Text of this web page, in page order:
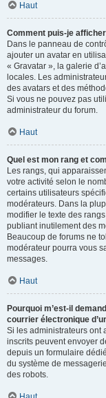
Haut
Comment puis-je
Dans le panneau de
ajouter un avatar en
« Gravatar », la galerie
locales. Les
des avatars et des
Si vous ne pouvez pas
administrateur du forum.
Haut
Quel est mon rang et
Les rangs, qui
votre activité selon le
certains utilisateurs
modérateurs. Dans la
modifier le texte des
publiant inutilement des
Beaucoup de forums ne
modérateur pourra vous
messages.
Haut
Pourquoi m’est-il
courrier électronique
Si les administrateurs ont
inscrits peuvent envoyer
depuis un formulaire
du système de
des robots.